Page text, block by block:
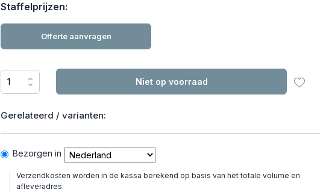
Staffelprijzen:
Offerte aanvragen
Niet op voorraad
Gerelateerd / varianten:
Bezorgen in
Verzendkosten worden in de kassa berekend op basis van het totale volume en
afleveradres.